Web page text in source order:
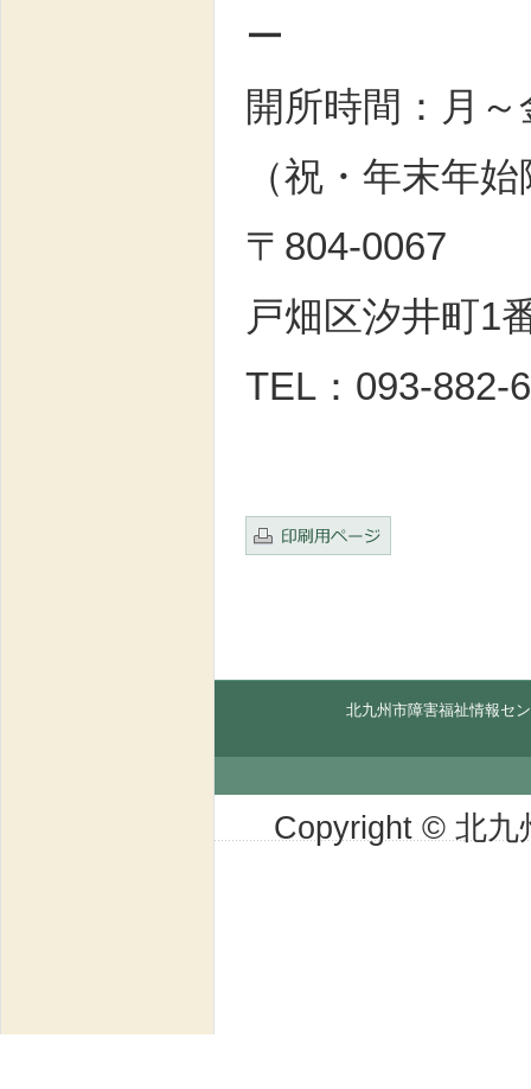
ー
開所時間：月
（祝・年末年
〒804-0067
戸畑区汐井町1
TEL：093-882-
北九州市障害福祉情報セ
Copyright © 北九